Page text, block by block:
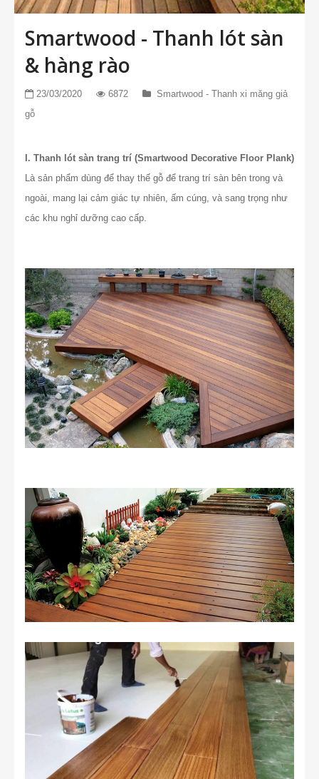
Smartwood - Thanh lót sàn
& hàng rào
23/03/2020 6872
Smartwood - Thanh xi măng giả
gỗ
I. Thanh lót sàn trang trí (Smartwood Decorative Floor Plank)
Là sản phẩm dùng để thay thế gỗ để trang trí sàn bên trong và
ngoài, mang lại cảm giác tự nhiên, ấm cúng, và sang trọng như
các khu nghỉ dưỡng cao cấp.